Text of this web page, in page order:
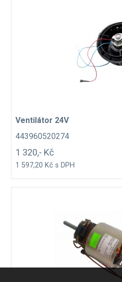
Ventilátor 24V
443960520274
1 320,- Kč
1 597,20 Kč s DPH